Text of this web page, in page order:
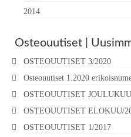
2014
Osteouutiset |
OSTEOUUTISET 3/2020
Osteouutiset 1.2020
OSTEOUUTISET
OSTEOUUTISET ELOKUU/
OSTEOUUTISET 1/2017